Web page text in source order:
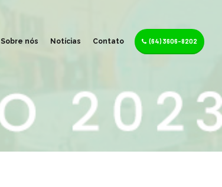
(64) 3606-8202
Sobre nós Notícias Contato